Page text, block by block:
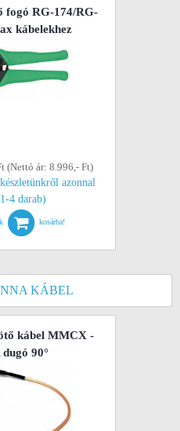
fogó RG-174/RG-
kábelekhez
(Nettó ár: 8.996,- Ft)
azonnal
4 darab)
kosárba!
KÁBEL
kábel MMCX -
90°